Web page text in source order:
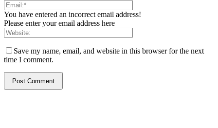
You have entered an incorrect email address!
Please enter your email address here
Save my name, email, and website in this browser for the next
time I comment.